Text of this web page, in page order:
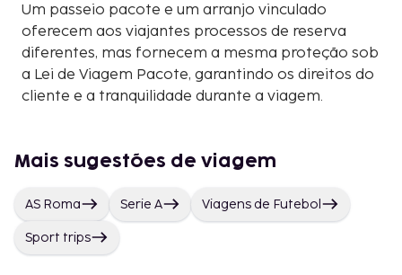
Um passeio pacote e um arranjo vinculado
oferecem aos viajantes processos de reserva
diferentes, mas fornecem a mesma proteção sob
a Lei de Viagem Pacote, garantindo os direitos do
cliente e a tranquilidade durante a viagem.
Mais sugestões de viagem
AS Roma Serie A Viagens de Futebol
Sport trips